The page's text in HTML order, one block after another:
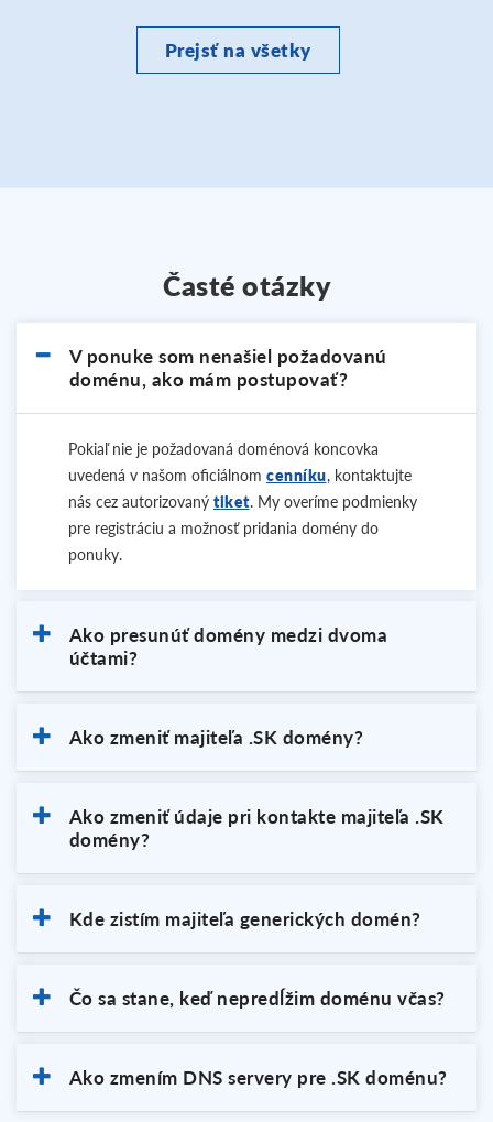
Prejsť na všetky
Časté otázky
V ponuke som nenašiel požadovanú
doménu, ako mám postupovať?
Pokiaľ nie je požadovaná doménová koncovka
uvedená v našom oficiálnom cenníku, kontaktujte
nás cez autorizovaný tiket. My overíme podmienky
pre registráciu a možnosť pridania domény do
ponuky.
Ako presunúť domény medzi dvoma
účtami?
Ako zmeniť majiteľa .SK domény?
Ako zmeniť údaje pri kontakte majiteľa .SK
domény?
Kde zistím majiteľa generických domén?
Čo sa stane, keď nepredĺžim doménu včas?
Ako zmením DNS servery pre .SK doménu?